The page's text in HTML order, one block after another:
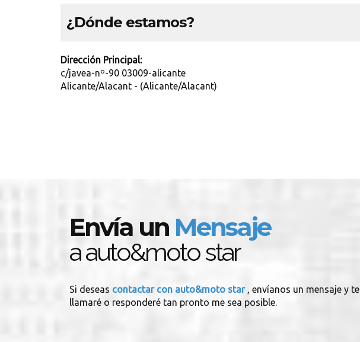
¿Dónde estamos?
Dirección Principal:
c/javea-nº-90 03009-alicante
Alicante/Alacant - (Alicante/Alacant)
Envía un Mensaje
a auto&moto star
Si deseas contactar con auto&moto star , envíanos un mensaje y te
llamaré o responderé tan pronto me sea posible.